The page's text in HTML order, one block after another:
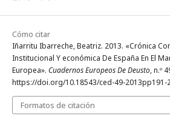
Cómo citar
Iñarritu Ibarreche, Beatriz. 2013. «Crónica
Institucional Y económica De España En El
Europea». Cuadernos Europeos De Deusto, n.º
https://doi.org/10.18543/ced-49-2013pp191-
Formatos de citación